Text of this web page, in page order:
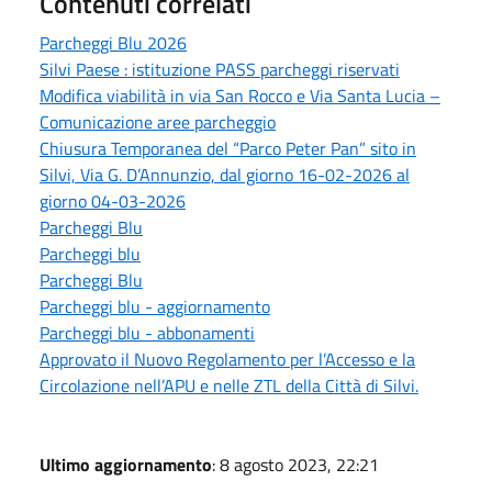
Parcheggi Blu 2026
Silvi Paese : istituzione PASS parcheggi riservati
Modifica viabilità in via San Rocco e Via Santa Lucia –
Comunicazione aree parcheggio
Chiusura Temporanea del “Parco Peter Pan” sito in
Silvi, Via G. D’Annunzio, dal giorno 16-02-2026 al
giorno 04-03-2026
Parcheggi Blu
Parcheggi blu
Parcheggi Blu
Parcheggi blu - aggiornamento
Parcheggi blu - abbonamenti
Approvato il Nuovo Regolamento per l’Accesso e la
Circolazione nell’APU e nelle ZTL della Città di Silvi.
Ultimo aggiornamento: 8 agosto 2023, 22:21